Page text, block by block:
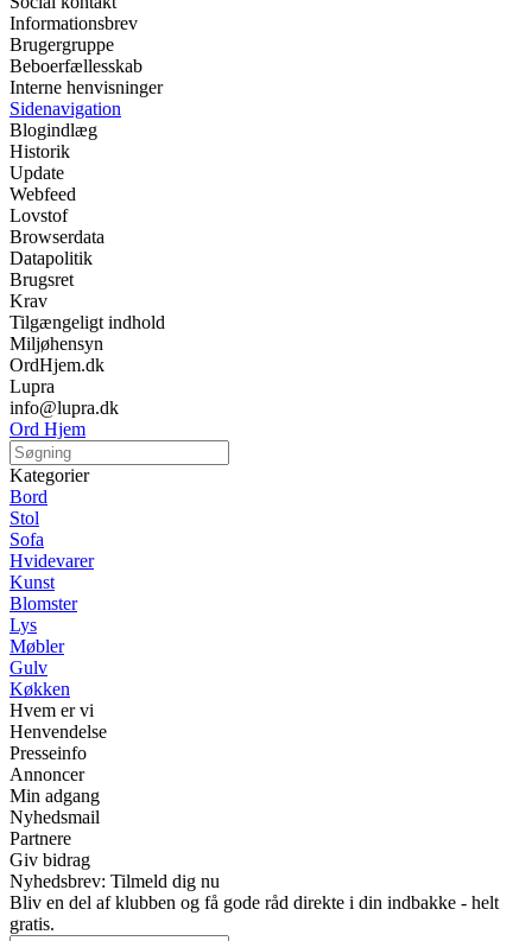
Informationsbrev
Brugergruppe
Beboerfællesskab
Interne henvisninger
Sidenavigation
Blogindlæg
Historik
Update
Webfeed
Lovstof
Browserdata
Datapolitik
Brugsret
Krav
Tilgængeligt indhold
Miljøhensyn
OrdHjem.dk
Lupra
info@lupra.dk
Ord Hjem
Kategorier
Bord
Stol
Sofa
Hvidevarer
Kunst
Blomster
Lys
Møbler
Gulv
Køkken
Hvem er vi
Henvendelse
Presseinfo
Annoncer
Min adgang
Nyhedsmail
Partnere
Giv bidrag
Nyhedsbrev: Tilmeld dig nu
Bliv en del af klubben og få gode råd direkte i din indbakke - helt
gratis.